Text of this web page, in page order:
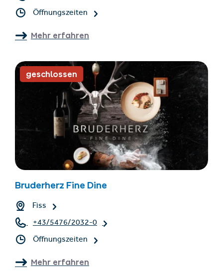
Öffnungszeiten
Mehr erfahren
geschlossen
Bruderherz Fine Dine
Fiss
+43/5476/2032-0
Öffnungszeiten
Mehr erfahren